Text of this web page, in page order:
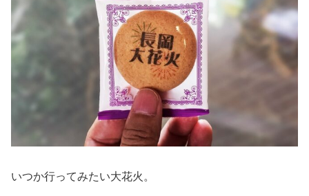
いつか行ってみたい大花火。